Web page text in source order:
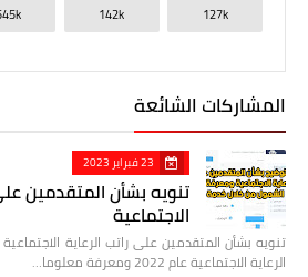
127k
142k
المشاركات الشائعة
23 فبراير 2023
تنويه بشأن المتقدمين
الاجتماعية
تنويه بشأن المتقدمين على راتب الرعاية
الرعاية الاجتماعية عام 2022 ومعرفة معلوما…